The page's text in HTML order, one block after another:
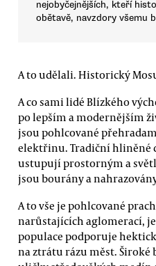
nejobyčejnějších, kteří
obětavě, navzdory všemu
A to udělali. Historický
A co sami lidé Blízkého
po lepším a modernějším
jsou pohlcované
elektřinu. Tradiční hliněné
ustupují prostorným a
jsou bourány a
A to vše je pohlcované
narůstajících aglomerací,
populace podporuje
na ztrátu rázu měst.